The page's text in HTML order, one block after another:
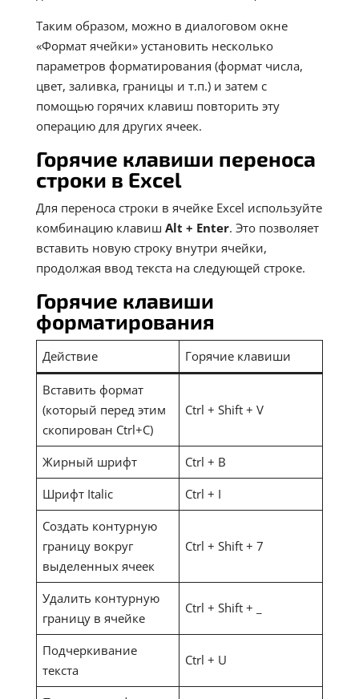
Таким образом, можно в диалоговом окне
«Формат ячейки» установить несколько
параметров форматирования (формат числа,
цвет, заливка, границы и т.п.) и затем с
помощью горячих клавиш повторить эту
операцию для других ячеек.
Горячие клавиши переноса
строки в Excel
Для переноса строки в ячейке Excel используйте
комбинацию клавиш Alt + Enter. Это позволяет
вставить новую строку внутри ячейки,
продолжая ввод текста на следующей строке.
Горячие клавиши
форматирования
Действие Горячие клавиши
Вставить формат
(который перед этим
скопирован Ctrl+C)
Ctrl + Shift + V
Жирный шрифт
Ctrl + B
Шрифт Italic
Ctrl + I
Создать контурную
границу вокруг
выделенных ячеек
Ctrl + Shift + 7
Удалить контурную
границу в ячейке
Ctrl + Shift + _
Подчеркивание
текста
Ctrl + U